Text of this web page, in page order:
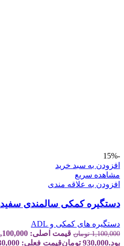
-15%
افزودن به سبد خرید
مشاهده سریع
افزودن به علاقه مندی
دستگیره کمکی سالمندی سفید 45 سانت
دستگیره های کمکی و ADL
1,100,000 تومان
بود.930,000 تومانقیمت فعلی: 930,000 تومان.